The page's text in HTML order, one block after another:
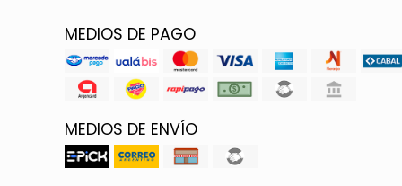
MEDIOS DE PAGO
MEDIOS DE ENVÍO